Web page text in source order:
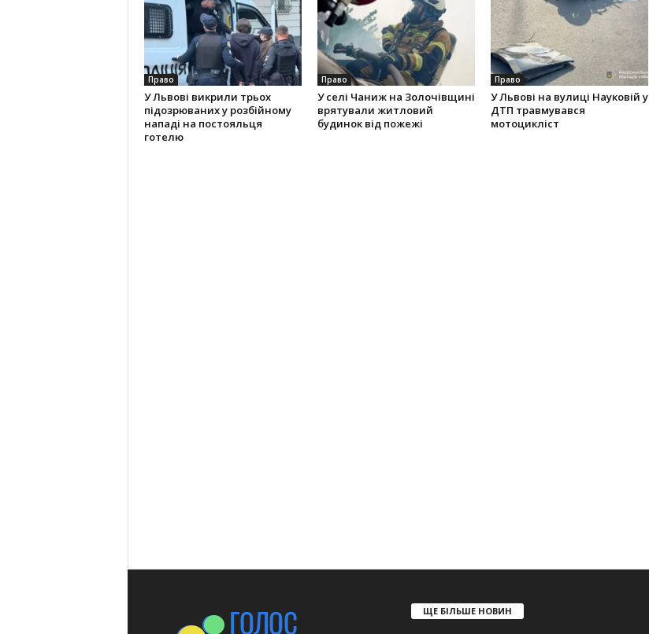
Право
У Львові викрили трьох
підозрюваних у розбійному
нападі на постояльця
готелю
Право
У селі Чаниж на Золочівщині
врятували житловий
будинок від пожежі
Право
У Львові на вулиці Науковій у
ДТП травмувався
мотоцикліст
ЩЕ БІЛЬШЕ НОВИН